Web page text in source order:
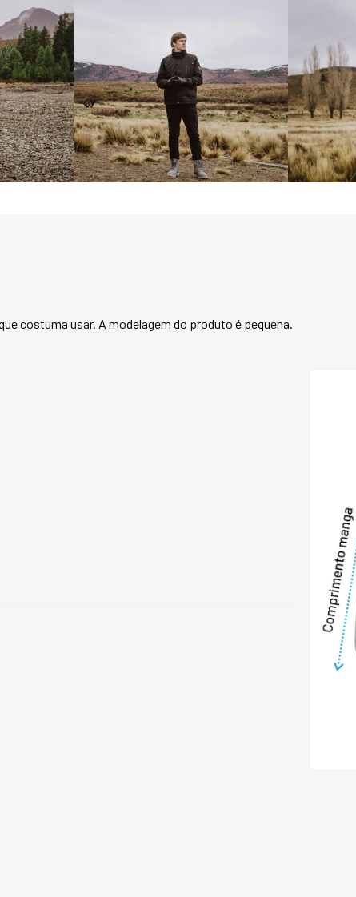
penetração de
dos punhos com
um ajuste
fora.
Mas e quando o
o colete puffer.
colete adiciona
comprometer a
zíper e dois
conveniência
podem ser
uma declaração
permaneça
Com um design
uma adição
homem
neve nas
estará sempre
casaco versátil
inverno, pois
níveis de
COMPOSIÇÃO:
Casaco: 100%
Colete: 100%
costuma usar. A modelagem do produto é pequena.